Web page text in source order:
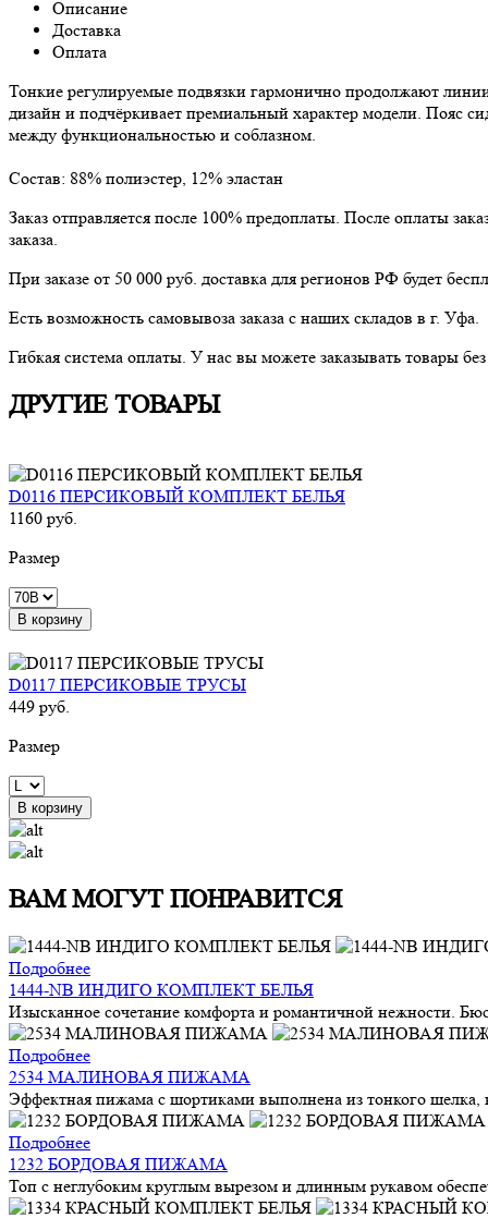
Описание
Доставка
Оплата
Тонкие регулируемые подвязки гармонично продолжают
дизайн и подчёркивает премиальный характер модели. Пояс
между функциональностью и соблазном.
Состав: 88% полиэстер, 12% эластан
Заказ отправляется после 100% предоплаты. После оплаты
заказа.
При заказе от 50 000 руб. доставка для регионов РФ будет
Есть возможность самовывоза заказа с наших складов в г. Уфа.
Гибкая система оплаты. У нас вы можете заказывать товары
ДРУГИЕ ТОВАРЫ
D0116 ПЕРСИКОВЫЙ КОМПЛЕКТ БЕЛЬЯ
1160 руб.
Размер
В корзину
D0117 ПЕРСИКОВЫЕ ТРУСЫ
449 руб.
Размер
В корзину
ВАМ МОГУТ ПОНРАВИТСЯ
Подробнее
1444-NB ИНДИГО КОМПЛЕКТ БЕЛЬЯ
Изысканное сочетание комфорта и романтичной нежности.
Подробнее
2534 МАЛИНОВАЯ ПИЖАМА
Эффектная пижама с шортиками выполнена из тонкого шелка,
Подробнее
1232 БОРДОВАЯ ПИЖАМА
Топ с неглубоким круглым вырезом и длинным рукавом